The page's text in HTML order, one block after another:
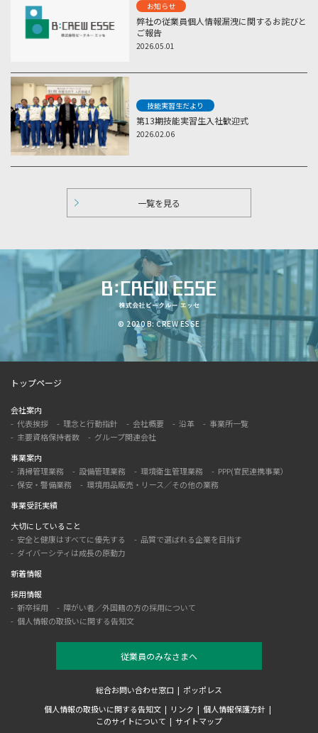
お知らせ
弊社の従業員個人情報漏洩に関するお詫びと
ご報告
2026.05.01
技能実習生だより
第13期技能実習生入社歓迎式
2026.02.06
一覧を見る
© 2020 B: CREW ESSE
トップページ
会社案内
代表挨拶
理念と行動指針 会社概要 沿革
事業所一覧
主要資格保持者数
グループ関連会社
事業案内
清掃管理業務
設備管理業務 環境衛生管理業務
PPP(官民連携事業）
保安・警備業務
環境用品販売・リース／その他の業務
事業受託実績
大切にしていること
安全と健康はすべてに優先する
品質で選ばれる企業を目指す
ダイバーシティは成長の原動力
新着情報
採用情報
新卒採用
障がい者／外国籍の方の採用について
個人情報の取扱いに関する告知文
従業員のみなさまへ
総合お問い合わせ窓口
ポッポレス
個人情報の取扱いに関する告知文
リンク
個人情報保護方針
このサイトについて
サイトマップ